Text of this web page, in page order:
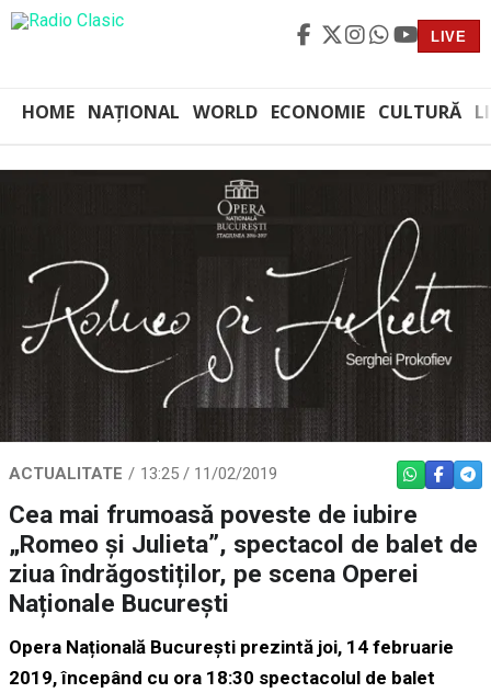
LIVE
HOME NAȚIONAL WORLD ECONOMIE CULTURĂ
ACTUALITATE 13:25 / 11/02/2019 WHATSAPP
Cea mai frumoasă poveste de iubire
„Romeo și Julieta”, spectacol de balet de
ziua îndrăgostiților, pe scena Operei
Naționale București
Opera Națională București prezintă joi, 14 februarie
2019, începând cu ora 18:30 spectacolul de balet